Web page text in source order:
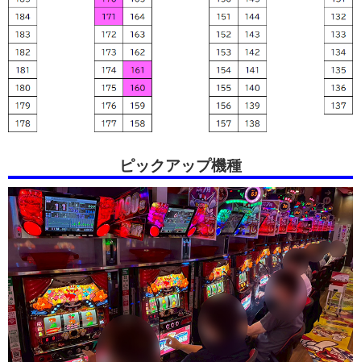
ピックアップ機種